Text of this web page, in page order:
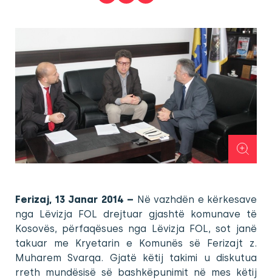
Ferizaj, 13 Janar 2014 – Në vazhdën e kërkesave
nga Lëvizja FOL drejtuar gjashtë komunave të
Kosovës, përfaqësues nga Lëvizja FOL, sot janë
takuar me Kryetarin e Komunës së Ferizajt z.
Muharem Svarqa. Gjatë këtij takimi u diskutua
rreth mundësisë së bashkëpunimit në mes këtij